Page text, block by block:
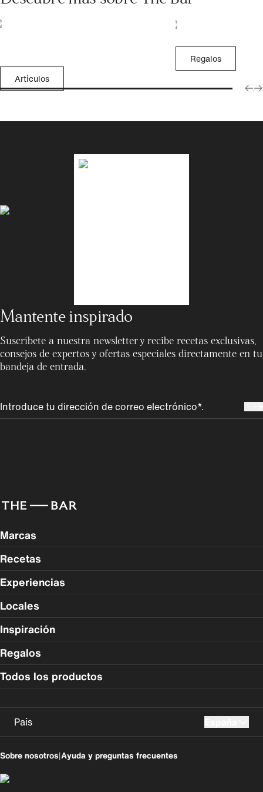
Artículos
Regalos
Mantente inspirado
Suscríbete a nuestra newsletter y recibe recetas exclusivas,
consejos de expertos y ofertas especiales directamente en tu
bandeja de entrada.
Marcas
Recetas
Experiencias
Locales
Inspiración
Regalos
Todos los productos
País
Sobre nosotros|Ayuda y preguntas frecuentes